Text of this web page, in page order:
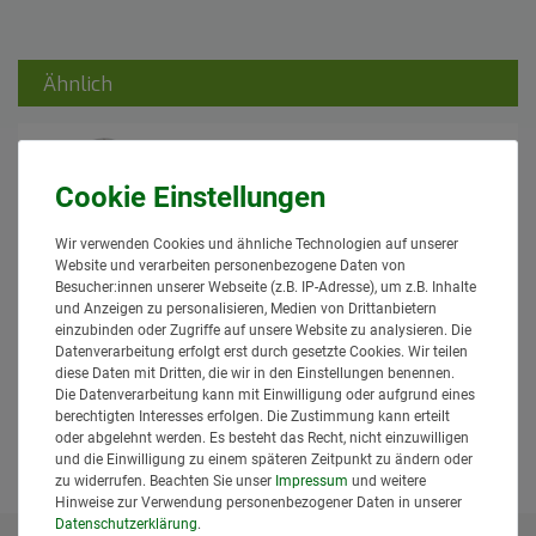
Ähnlich
10 Stück Philips Kugellampe 12V21WK
/ P21W Blink- Brems- Rückfahr-
Nebelschlussleuchte
10,95 € *
Lieferzeit: 1 bis 3 Tage*
In den Warenkorb
inkl. MwSt.zzgl.Versand
Wir verwenden Cookies und ähnliche Technologien auf unserer
Website und verarbeiten personenbezogene Daten von
Besucher:innen unserer Webseite (z.B. IP-Adresse), um z.B. Inhalte
und Anzeigen zu personalisieren, Medien von Drittanbietern
einzubinden oder Zugriffe auf unsere Website zu analysieren. Die
Datenverarbeitung erfolgt erst durch gesetzte Cookies. Wir teilen
diese Daten mit Dritten, die wir in den Einstellungen benennen.
Die Datenverarbeitung kann mit Einwilligung oder aufgrund eines
berechtigten Interesses erfolgen. Die Zustimmung kann erteilt
oder abgelehnt werden. Es besteht das Recht, nicht einzuwilligen
und die Einwilligung zu einem späteren Zeitpunkt zu ändern oder
zu widerrufen. Beachten Sie unser Impressum und weitere
Hinweise zur Verwendung personenbezogener Daten in unserer
Daten­schutz­erklärung.